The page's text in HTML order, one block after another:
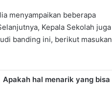
menyampaikan beberapa
Kepala Sekolah juga
banding ini, berikut masukan
Apakah hal menarik yang bisa